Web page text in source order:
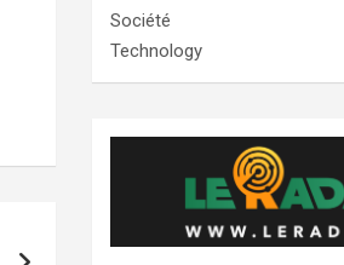
Société
Technology